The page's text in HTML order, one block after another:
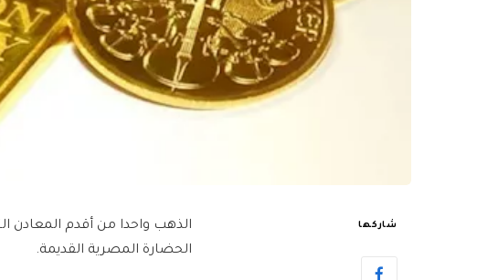
شاركها
الذهب واحدا من أقدم المعادن
الحضارة المصرية القديمة.